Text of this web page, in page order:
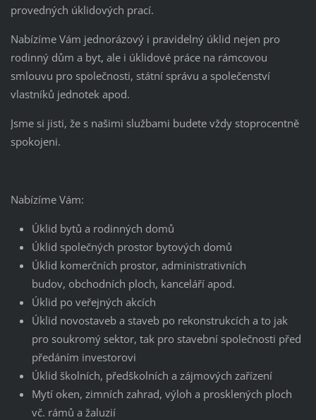
provedných úklidových prací.
Nabízíme Vám jednorázový i pravidelný úklid nejen pro
rodinný dům a byt, ale i úklidové práce na rámcovou
smlouvu pro společnosti, státní správu a společenství
vlastníků jednotek apod.
Jsme si jisti, že s našimi službami budete vždy stoprocentně
spokojeni.
Nabízíme Vám:
Úklid bytů a rodinných domů
Úklid společných prostor bytových domů
Úklid komerčních prostor, administrativních
budov, obchodních ploch, kanceláří apod.
Úklid po veřejných akcích
Úklid novostaveb a staveb po rekonstrukcích a to jak
pro soukromý sektor, tak pro stavební společnosti před
předáním investorovi
Úklid školních, předškolních a zájmových zařízení
Mytí oken, zimních zahrad, výloh a prosklených ploch
vč. rámů a žaluzií